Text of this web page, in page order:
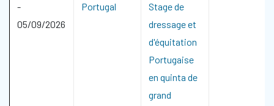
-
05/09/2026
Portugal
Stage de
dressage et
d'équitation
Portugaise
en quinta de
grand